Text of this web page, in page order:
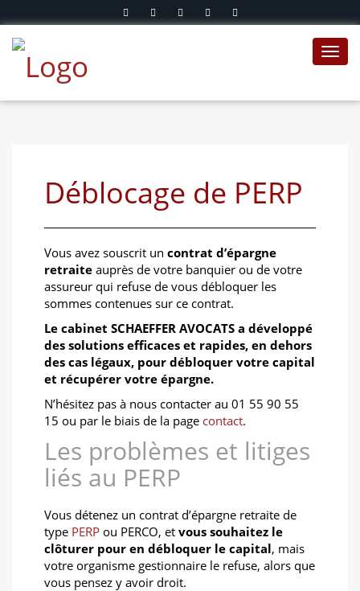
Déblocage de PERP
Vous avez souscrit un contrat d’épargne
retraite auprès de votre banquier ou de votre
assureur qui refuse de vous débloquer les
sommes contenues sur ce contrat.
Le cabinet SCHAEFFER AVOCATS a développé
des solutions efficaces et rapides, en dehors
des cas légaux, pour débloquer votre capital
et récupérer votre épargne.
N’hésitez pas à nous contacter au 01 55 90 55
15 ou par le biais de la page contact.
Les problèmes et litiges
liés au PERP
Vous détenez un contrat d’épargne retraite de
type PERP ou PERCO, et vous souhaitez le
clôturer pour en débloquer le capital, mais
votre organisme gestionnaire le refuse, alors que
vous pensez y avoir droit.